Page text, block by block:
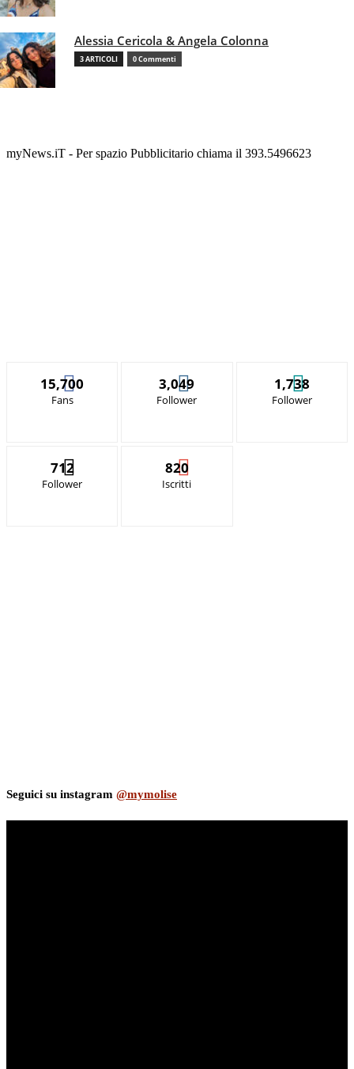
Alessia Cericola & Angela Colonna
3 ARTICOLI 0 Commenti
myNews.iT - Per spazio Pubblicitario chiama il 393.5496623
15,700
Fans
3,049
Follower
1,738
Follower
712
Follower
820
Iscritti
Seguici su instagram @mymolise